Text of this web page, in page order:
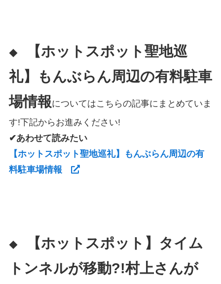
◆
【ホットスポット聖地巡
礼】もんぶらん周辺の有料駐車
場情報についてはこちらの記事にまとめていま
す!下記からお進みください!
✔あわせて読みたい
【ホットスポット聖地巡礼】もんぶらん周辺の有
料駐車場情報
◆
【ホットスポット】タイム
トンネルが移動?!村上さんが